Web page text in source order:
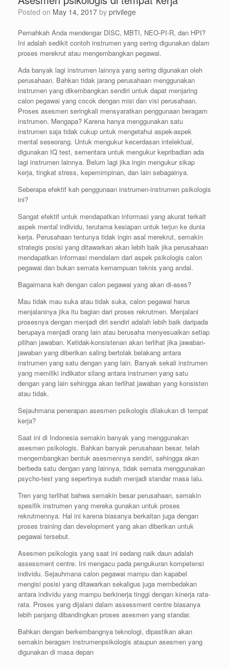
Posted on May 14, 2017 by privilege
Pernahkah Anda mendengar DISC, MBTI, NEO-PI-R, dan HPI?
Ini adalah sedikit contoh instrumen yang sering digunakan dalam
proses merekrut atau mengembangkan pegawai.
Ada banyak lagi instrumen lainnya yang sering digunakan oleh
perusahaan. Bahkan tidak jarang perusahaan menggunakan
instrumen yang dikembangkan sendiri untuk dapat menjaring
calon pegawai yang cocok dengan misi dan visi perusahaan.
Proses asesmen seringkali mensyaratkan penggunaan beragam
instrumen. Mengapa? Karena hanya menggunakan satu
instrumen saja tidak cukup untuk mengetahui aspek-aspek
mental seseorang. Untuk mengukur kecerdasan intelektual,
digunakan IQ test, sementara untuk mengukur kepribadian ada
lagi instrumen lainnya. Belum lagi jika ingin mengukur sikap
kerja, tingkat stress, kepemimpinan, dan lain sebagainya.
Seberapa efektif kah penggunaan instrumen-instrumen psikologis
ini?
Sangat efektif untuk mendapatkan informasi yang akurat terkait
aspek mental individu, terutama kesiapan untuk terjun ke dunia
kerja. Perusahaan tentunya tidak ingin asal merekrut, semakin
strategis posisi yang ditawarkan akan lebih baik jika perusahaan
mendapatkan informasi mendalam dari aspek psikologis calon
pegawai dan bukan semata kemampuan teknis yang andal.
Bagaimana kah dengan calon pegawai yang akan di-ases?
Mau tidak mau suka atau tidak suka, calon pegawai harus
menjalaninya jika itu bagian dari proses rekrutmen. Menjalani
prosesnya dengan menjadi diri sendiri adalah lebih baik daripada
berupaya menjadi orang lain atau berusaha menyesuaikan setiap
pilihan jawaban. Ketidak-konsistenan akan terlihat jika jawaban-
jawaban yang diberikan saling bertolak belakang antara
instrumen yang satu dengan yang lain. Banyak sekali instrumen
yang memiliki indikator silang antara instrumen yang satu
dengan yang lain sehingga akan terlihat jawaban yang konsisten
atau tidak.
Sejauhmana penerapan asesmen psikologis dilakukan di tempat
kerja?
Saat ini di Indonesia semakin banyak yang menggunakan
asesmen psikologis. Bahkan banyak perusahaan besar, telah
mengembangkan bentuk asesmennya sendiri, sehingga akan
berbeda satu dengan yang lainnya, tidak semata menggunakan
psycho-test yang sepertinya sudah menjadi standar masa lalu.
Tren yang terlihat bahwa semakin besar perusahaan, semakin
spesifik instrumen yang mereka gunakan untuk proses
rekrutmennya. Hal ini karena biasanya berkaitan juga dengan
proses training dan development yang akan diberikan untuk
pegawai tersebut.
Asesmen psikologis yang saat ini sedang naik daun adalah
assessment centre. Ini mengacu pada pengukuran kompetensi
individu. Sejauhmana calon pegawai mampu dan kapabel
mengisi posisi yang ditawarkan sekaligus juga membedakan
antara individu yang mampu berkinerja tinggi dengan kinerja rata-
rata. Proses yang dijalani dalam assessment centre biasanya
lebih panjang dibandingkan proses asesmen yang standar.
Bahkan dengan berkembangnya teknologi, dipastikan akan
semakin beragam instrumenpsikologis ataupun asesmen yang
digunakan di masa depan